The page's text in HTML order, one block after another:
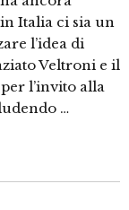
Italia ci sia un
l’idea di
Veltroni e il
l’invito alla
…